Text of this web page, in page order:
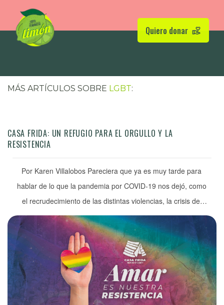
Quiero donar
MÁS ARTÍCULOS SOBRE LGBT:
CASA FRIDA: UN REFUGIO PARA EL ORGULLO Y LA
RESISTENCIA
Por Karen Villalobos Pareciera que ya es muy tarde para
hablar de lo que la pandemia por COVID-19 nos dejó, como
el recrudecimiento de las distintas violencias, la crisis del
sector salud, el fin de ciertos financiamientos públicos, la
capacidad de socializar y sentir como nuestro el espacio
público. Pero no todo fueron pérdidas: muchas […]